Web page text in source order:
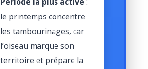
le printemps concentre
les tambourinages, car
l’oiseau marque son
territoire et prépare la